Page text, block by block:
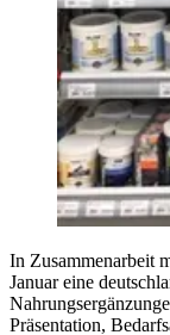
In Zusammenarbeit
Januar eine
Präsentation,